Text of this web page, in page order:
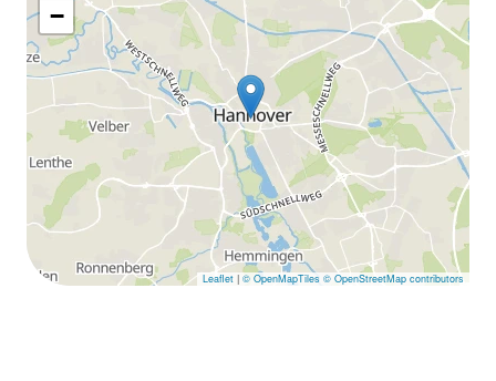
−
Leaflet | © OpenMapTiles © OpenStreetMap contributors